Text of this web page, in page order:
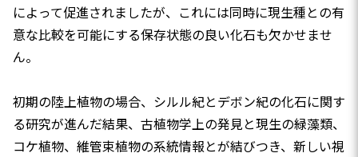
によって促進されましたが、これには同時に現生種との有
意な比較を可能にする保存状態の良い化石も欠かせませ
ん。
初期の陸上植物の場合、シルル紀とデボン紀の化石に関す
る研究が進んだ結果、古植物学上の発見と現生の緑藻類、
コケ植物、維管束植物の系統情報とが結びつき、新しい視